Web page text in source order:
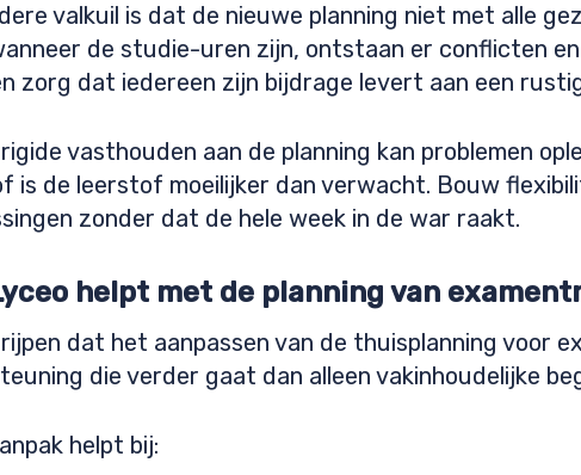
valkuil is dat de nieuwe planning niet met alle
de studie-uren zijn, ontstaan er conflicten
zorg dat iedereen zijn bijdrage levert aan een
vasthouden aan de planning kan problemen
is de leerstof moeilijker dan verwacht. Bouw
zonder dat de hele week in de war raakt.
helpt met de planning van
dat het aanpassen van de thuisplanning voor
die verder gaat dan alleen vakinhoudelijke
helpt bij: